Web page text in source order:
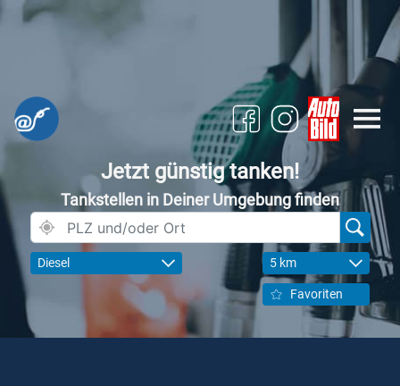
Jetzt günstig tanken!
Tankstellen in Deiner Umgebung finden
Diesel 5 km
Favoriten